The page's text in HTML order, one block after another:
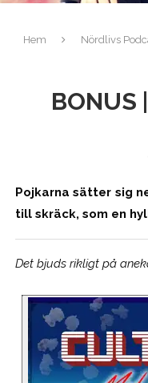
Hem Nördlivs
BONUS
Pojkarna sätter sig
till skräck, som en
Det bjuds rikligt på